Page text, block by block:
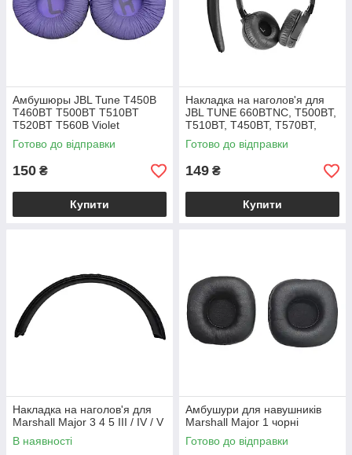
Амбушюры JBL Tune T450B
T460BT T500BT T510BT
T520BT T560B Violet
Готово до відправки
150 ₴
Купити
Накладка на наголов'я для
JBL TUNE 660BTNC, T500BT,
T510BT, T450BT, T570BT,
560BT, T460BT
Готово до відправки
149 ₴
Купити
Накладка на наголов'я для
Marshall Major 3 4 5 III / IV / V
В наявності
Амбушури для навушників
Marshall Major 1 чорні
Готово до відправки